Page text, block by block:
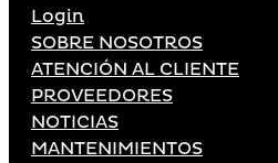
Login
SOBRE NOSOTROS
ATENCIÓN AL CLIENTE
PROVEEDORES
NOTICIAS
MANTENIMIENTOS